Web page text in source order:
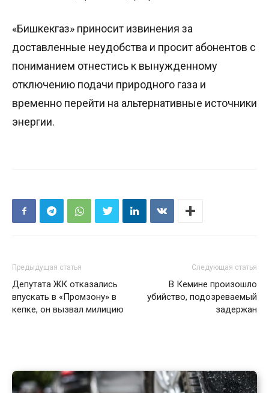
«Бишкекгаз» приносит извинения за
доставленные неудобства и просит абонентов с
пониманием отнестись к вынужденному
отключению подачи природного газа и
временно перейти на альтернативные источники
энергии.
Предыдущая статья
Депутата ЖК отказались
впускать в «Промзону» в
кепке, он вызвал милицию
Следующая статья
В Кемине произошло
убийство, подозреваемый
задержан